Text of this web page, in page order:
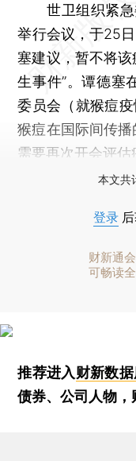
世卫组织紧急
举行会议，于25
塞建议，暂不将该
生事件”。谭德塞
委员会（就猴痘
猴痘在国际间传播
需要再次开会评估
本文共
登录
财新通
可畅读
推荐进入财新数
债券、公司人物，